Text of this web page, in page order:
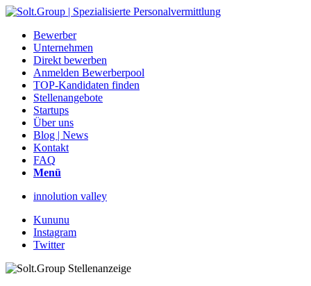
Bewerber
Unternehmen
Direkt bewerben
Anmelden Bewerberpool
TOP-Kandidaten finden
Stellenangebote
Startups
Über uns
Blog | News
Kontakt
FAQ
Menü
innolution valley
Kununu
Instagram
Twitter